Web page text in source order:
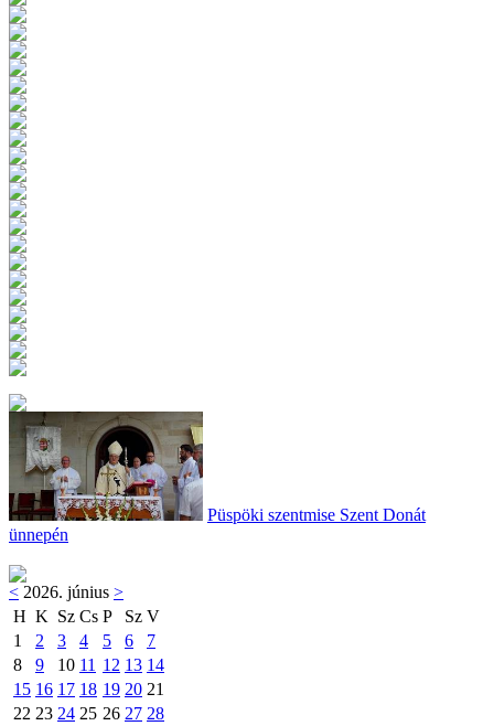
Püspöki szentmise Szent Donát
ünnepén
< 2026. június >
H K Sz Cs P Sz V
1
2 3 4 5 6
7
8
9 10 11 12 13 14
15 16 17 18 19 20 21
22 23 24 25 26 27 28